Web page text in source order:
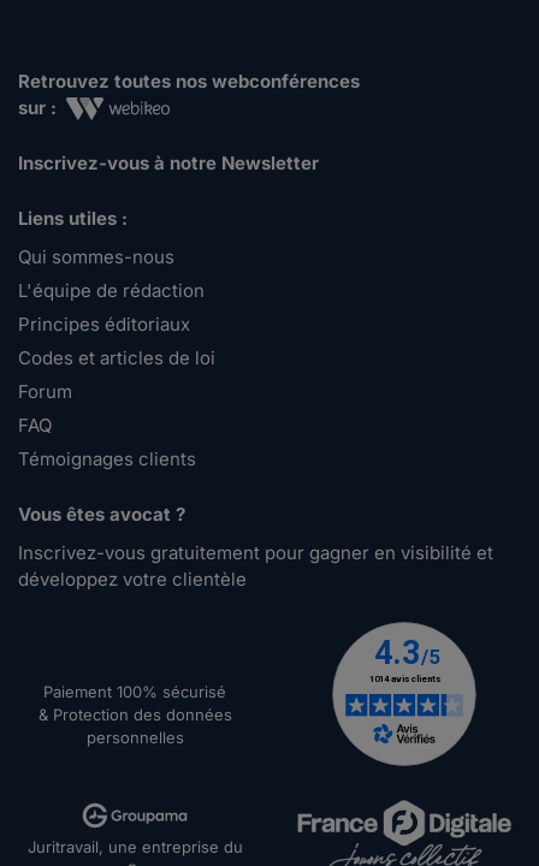
Retrouvez toutes nos webconférences
sur :
Inscrivez-vous à notre Newsletter
Liens utiles :
Qui sommes-nous
L'équipe de rédaction
Principes éditoriaux
Codes et articles de loi
Forum
FAQ
Témoignages clients
Vous êtes avocat ?
Inscrivez-vous gratuitement pour gagner en visibilité et
développez votre clientèle
Paiement 100% sécurisé
& Protection des données
personnelles
Juritravail, une entreprise du